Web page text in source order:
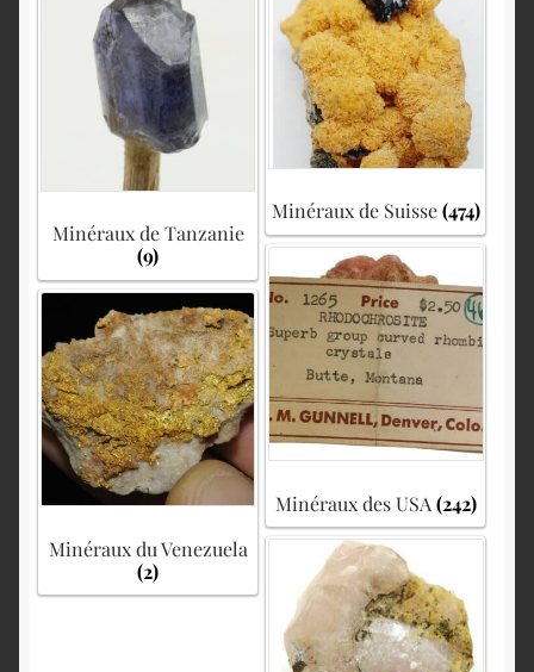
Minéraux de Suisse(474)
Minéraux de Tanzanie
(9)
Minéraux des USA (242)
Minéraux du Venezuela
(2)